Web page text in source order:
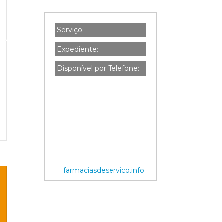
Serviço:
Expediente:
Disponível por Telefone:
farmaciasdeservico.info